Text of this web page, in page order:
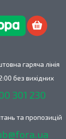
гаряча лінія
без вихідних
301 230
та пропозицій